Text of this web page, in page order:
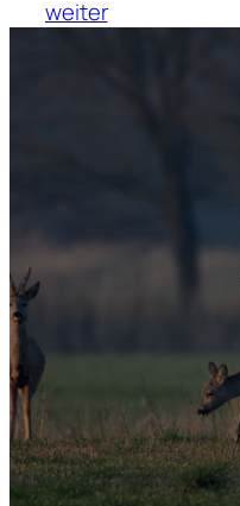
weiter